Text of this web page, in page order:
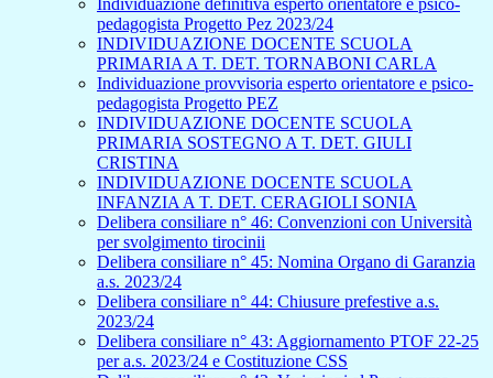
Individuazione definitiva esperto orientatore e psico-
pedagogista Progetto Pez 2023/24
INDIVIDUAZIONE DOCENTE SCUOLA
PRIMARIA A T. DET. TORNABONI CARLA
Individuazione provvisoria esperto orientatore e psico-
pedagogista Progetto PEZ
INDIVIDUAZIONE DOCENTE SCUOLA
PRIMARIA SOSTEGNO A T. DET. GIULI
CRISTINA
INDIVIDUAZIONE DOCENTE SCUOLA
INFANZIA A T. DET. CERAGIOLI SONIA
Delibera consiliare n° 46: Convenzioni con Università
per svolgimento tirocinii
Delibera consiliare n° 45: Nomina Organo di Garanzia
a.s. 2023/24
Delibera consiliare n° 44: Chiusure prefestive a.s.
2023/24
Delibera consiliare n° 43: Aggiornamento PTOF 22-25
per a.s. 2023/24 e Costituzione CSS